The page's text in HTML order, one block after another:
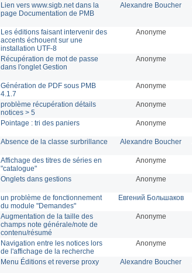
Lien vers www.sigb.net dans la
page Documentation de PMB
Alexandre Boucher
Les éditions faisant intervenir des
accents échouent sur une
installation UTF-8
Anonyme
Récupération de mot de passe
dans l'onglet Gestion
Anonyme
Génération de PDF sous PMB
4.1.7
Anonyme
problème récupération détails
notices > 5
Anonyme
Pointage : tri des paniers Anonyme
Absence de la classe surbrillance Alexandre Boucher
Affichage des titres de séries en
"catalogue"
Anonyme
Onglets dans gestions Anonyme
un problème de fonctionnement
du module "Demandes"
Евгений Большаков
Augmentation de la taille des
champs note générale/note de
contenu/résumé
Anonyme
Navigation entre les notices lors
de l'affichage de la recherche
Anonyme
Menu Éditions et reverse proxy Alexandre Boucher